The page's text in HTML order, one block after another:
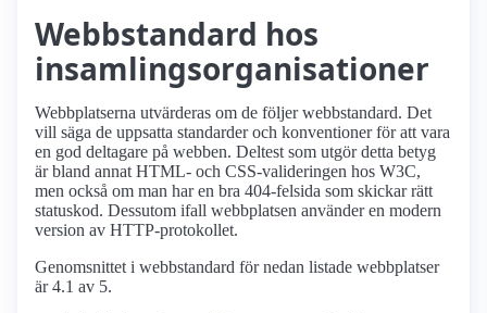
Webbstandard hos
insamlings­organisationer
Webbplatserna utvärderas om de följer webbstandard. Det
vill säga de uppsatta standarder och konventioner för att vara
en god deltagare på webben. Deltest som utgör detta betyg
är bland annat HTML- och CSS-valideringen hos W3C,
men också om man har en bra 404-felsida som skickar rätt
statuskod. Dessutom ifall webbplatsen använder en modern
version av HTTP-protokollet.
Genomsnittet i webbstandard för nedan listade webbplatser
är 4.1 av 5.